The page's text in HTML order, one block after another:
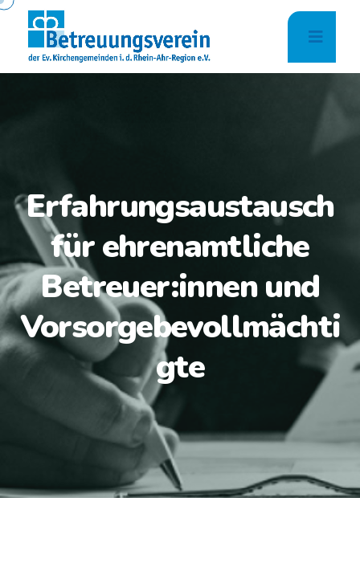
Erfahrungsaustausch
für ehrenamtliche
Betreuer:innen und
Vorsorgebevollmächti
gte